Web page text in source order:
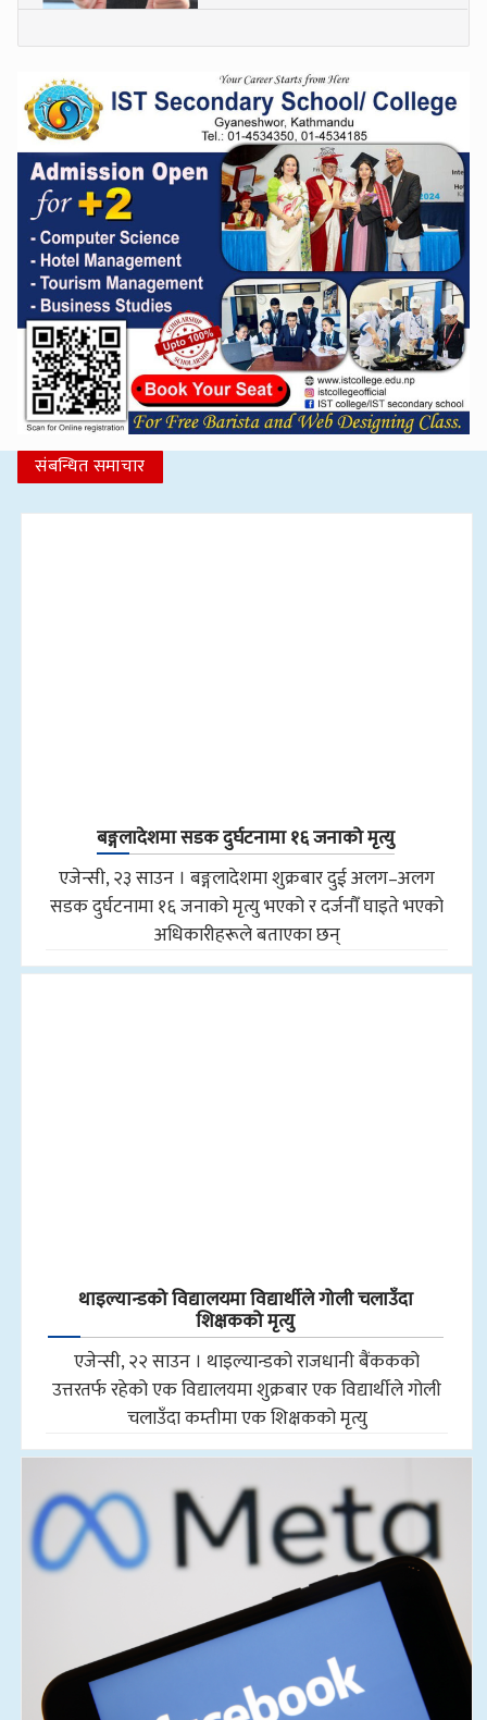
संबन्धित समाचार
बङ्गलादेशमा सडक दुर्घटनामा १६ जनाको मृत्यु
एजेन्सी, २३ साउन । बङ्गलादेशमा शुक्रबार दुई अलग–अलग
सडक दुर्घटनामा १६ जनाको मृत्यु भएको र दर्जनौँ घाइते भएको
अधिकारीहरूले बताएका छन्
थाइल्यान्डको विद्यालयमा विद्यार्थीले गोली चलाउँदा
शिक्षकको मृत्यु
एजेन्सी, २२ साउन । थाइल्यान्डको राजधानी बैंककको
उत्तरतर्फ रहेको एक विद्यालयमा शुक्रबार एक विद्यार्थीले गोली
चलाउँदा कम्तीमा एक शिक्षकको मृत्यु